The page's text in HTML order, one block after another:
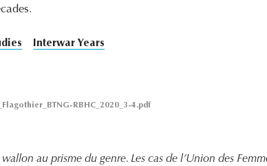
Interwar Years
RBHC_2020_3-4.pdf
au prisme du genre. Les cas de l’Union des